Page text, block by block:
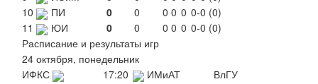
10
ПИ 0 0 0 0 0 0-0 (0)
11
ЮИ 0 0 0 0 0 0-0 (0)
Расписание и результаты игр
24 октября, понедельник
ИФКС
17:20 ИМиАТ
ВлГУ